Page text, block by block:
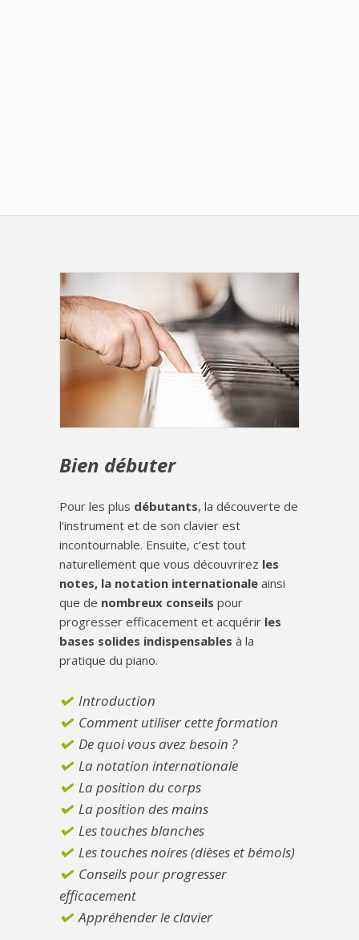
Bien débuter
Pour les plus débutants, la découverte de
l‘instrument et de son clavier est
incontournable. Ensuite, c‘est tout
naturellement que vous découvrirez les
notes, la notation internationale ainsi
que de nombreux conseils pour
progresser efficacement et acquérir les
bases solides indispensables à la
pratique du piano.
Introduction
Comment utiliser cette formation
De quoi vous avez besoin ?
La notation internationale
La position du corps
La position des mains
Les touches blanches
Les touches noires (dièses et bémols)
Conseils pour progresser
efficacement
Appréhender le clavier